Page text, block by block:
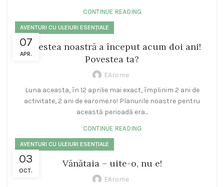
CONTINUE READING
07
APR.
AVENTURI CU ULEIURI ESENȚIALE
Povestea noastră a început acum doi ani!
Povestea ta?
EArome
Luna aceasta, în 12 aprilie mai exact, împlinim 2 ani de
activitate, 2 ani de earome.ro! Planurile noastre pentru
această perioadă era...
CONTINUE READING
03
OCT.
AVENTURI CU ULEIURI ESENȚIALE
Vănătaia – uite-o, nu e!
EArome